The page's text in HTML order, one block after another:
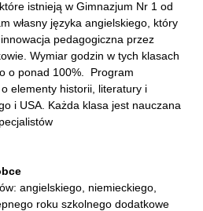
istnieją w Gimnazjum Nr 1 od
własny języka angielskiego, który
pedagogiczna przez
Wymiar godzin w tych klasach
o ponad 100%. Program
elementy historii, literatury i
i USA. Każda klasa jest nauczana
angielskiego, niemieckiego,
roku szkolnego dodatkowe